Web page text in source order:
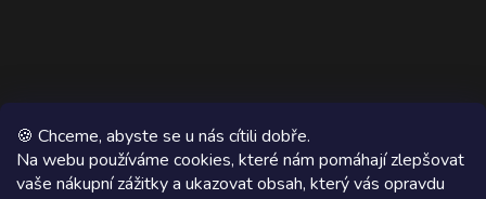
🍪 Chceme, abyste se u nás cítili dobře.
Na webu používáme cookies, které nám pomáhají zlepšovat
vaše nákupní zážitky a ukazovat obsah, který vás opravdu